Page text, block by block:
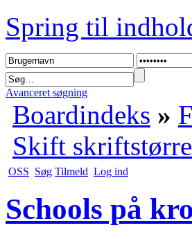
Spring til
Avanceret søgning
Boardindeks »
Skift
OSS Søg Tilmeld Log ind
Schools på